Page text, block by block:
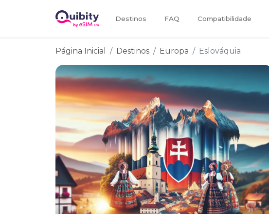
Destinos FAQ Compatibilidade
Página Inicial Destinos Europa Eslováquia